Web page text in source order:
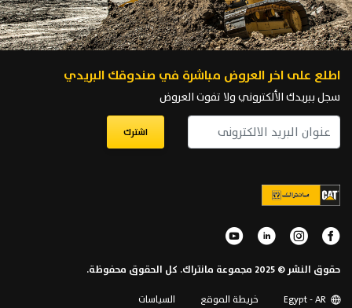
اطلع على اخر العروض مباشرة في صندوقك البريدي
سجل ببريدك الألكتروني ولا تفوت العروض
اشترك
حقوق النشر © 2025 مجموعة مانتراك. كل الحقوق محفوظة.
خريطة الموقع السياسات